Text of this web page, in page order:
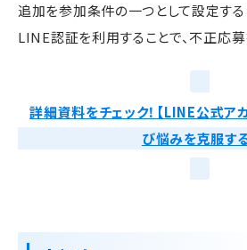
追加を参加条件の一つとして設定する
LINE認証を利用することで、不正応募
詳細資料をチェック！【LINE公式ア
び悩みを克服する